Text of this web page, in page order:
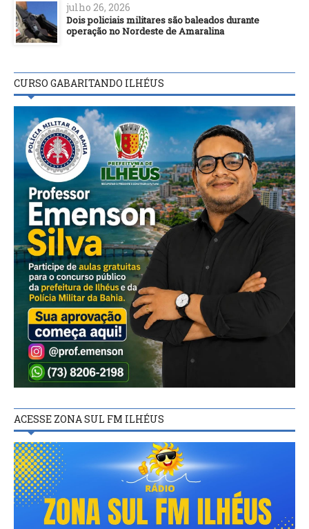
julho 26, 2026
Dois policiais militares são baleados durante
operação no Nordeste de Amaralina
CURSO GABARITANDO ILHÉUS
ACESSE ZONA SUL FM ILHÉUS